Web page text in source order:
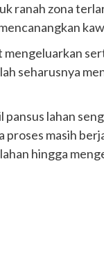
ranah zona
seharusnya
lahan
masih
hingga